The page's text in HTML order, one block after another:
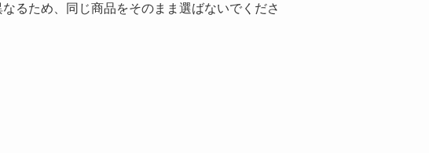
るため、同じ商品をそのまま選ばないでくださ